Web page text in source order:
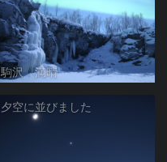
駒沢 満晴
夕空に並びました